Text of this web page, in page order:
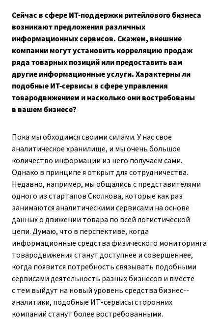
Сейчас в сфере ИТ-поддержки ритейлового бизнеса
возникают предложения различных
информационных сервисов. Скажем, внешние
компании могут установить корреляцию продаж
ряда товарных позиций или предоставить вам
другие информационные услуги. Характерны ли
подобные ИТ-сервисы в сфере управления
товародвижением и насколько они востребованы
в вашем бизнесе?
Пока мы обходимся своими силами. У нас свое
аналитическое хранилище, и мы очень большое
количество информации из него получаем сами.
Однако в принципе я открыт для сотрудничества.
Недавно, например, мы общались с представителями
одного из стартапов Сколкова, которые как раз
занимаются аналитическими сервисами на основе
данных о движении товара по всей логистической
цепи. Думаю, что в перспективе, когда
информационные средства физического мониторинга
товародвижения станут доступнее и совершеннее,
когда появится потребность связывать подобными
сервисами деятельность разных бизнесов и вместе
с тем выйдут на новый уровень средства бизнес-­
аналитики, подобные ИТ-сервисы сторонних
компаний станут более востребованными.